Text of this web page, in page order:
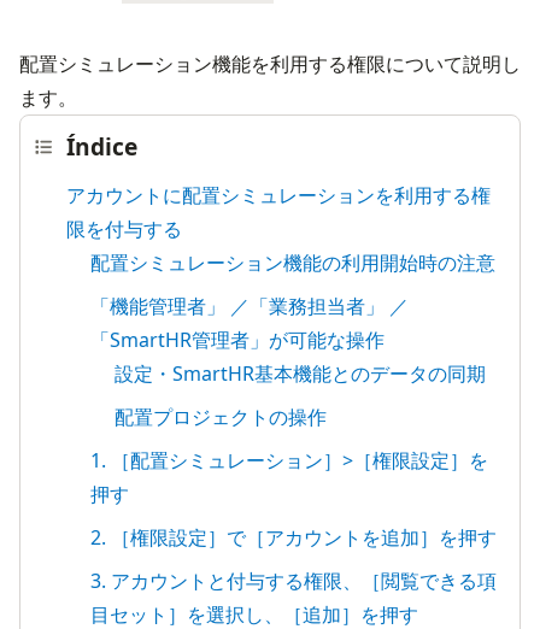
配置シミュレーション機能を利用する権限について説明し
ます。
Índice
アカウントに配置シミュレーションを利用する権
限を付与する
配置シミュレーション機能の利用開始時の注意
「機能管理者」 ／「業務担当者」 ／
「SmartHR管理者」が可能な操作
設定・SmartHR基本機能とのデータの同期
配置プロジェクトの操作
1. ［配置シミュレーション］>［権限設定］を
押す
2. ［権限設定］で［アカウントを追加］を押す
3. アカウントと付与する権限、［閲覧できる項
目セット］を選択し、［追加］を押す